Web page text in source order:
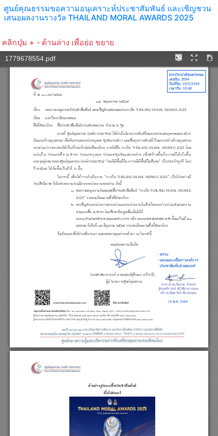
ศูนย์คุณธรรมขอความอนุเคราะห์ประชาสัมพันธ์ และเชิญชวน
เสนอผลงานรางวัล THAILAND MORAL AWARDS 2025
คลิกปุ่ม + - ด้านล่าง เพื่อย่อ ขยาย